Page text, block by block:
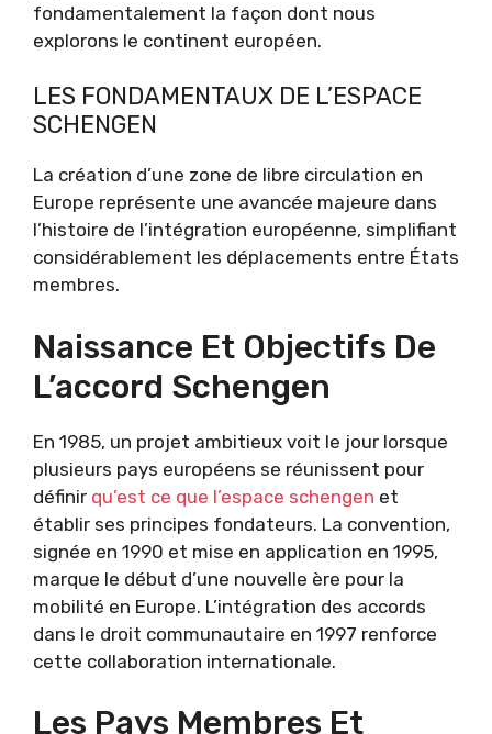
fondamentalement la façon dont nous
explorons le continent européen.
LES FONDAMENTAUX DE L’ESPACE
SCHENGEN
La création d’une zone de libre circulation en
Europe représente une avancée majeure dans
l’histoire de l’intégration européenne, simplifiant
considérablement les déplacements entre États
membres.
Naissance Et Objectifs De
L’accord Schengen
En 1985, un projet ambitieux voit le jour lorsque
plusieurs pays européens se réunissent pour
définir qu’est ce que l’espace schengen et
établir ses principes fondateurs. La convention,
signée en 1990 et mise en application en 1995,
marque le début d’une nouvelle ère pour la
mobilité en Europe. L’intégration des accords
dans le droit communautaire en 1997 renforce
cette collaboration internationale.
Les Pays Membres Et